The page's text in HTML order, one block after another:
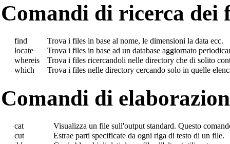
Comandi di ricerca dei
find
Trova i files in base al nome, le dimensioni la data ecc.
locate
Trova i files in base ad un database aggiornato
whereis
Trova i files ricercandoli nelle directory che di solito
which
Trova i files nelle directory cercando solo in quelle
Comandi di
cat
Visualizza un file sull'output standard. Questo
cut
Estrae parti specificate da ogni riga di testo di un file.